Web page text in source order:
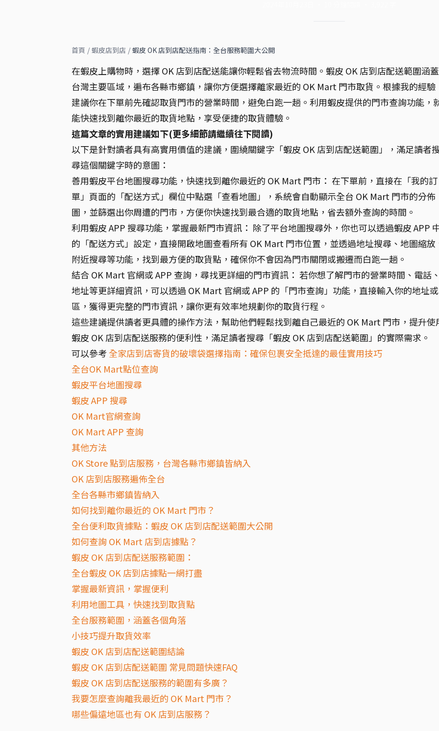
首頁 / 蝦皮店到店 / 蝦皮 OK 店到店配送指南：全台服務範圍大公開
在蝦皮上購物時，選擇 OK 店到店配送能讓你輕鬆省去物流時間。蝦皮 OK 店到店配送範圍涵
台灣主要區域，遍布各縣市鄉鎮，讓你方便選擇離家最近的 OK Mart 門市取貨。根據我的經驗
建議你在下單前先確認取貨門市的營業時間，避免白跑一趟。利用蝦皮提供的門市查詢功能，
能快速找到離你最近的取貨地點，享受便捷的取貨體驗。
這篇文章的實用建議如下(更多細節請繼續往下閱讀)
以下是針對讀者具有高實用價值的建議，圍繞關鍵字「蝦皮 OK 店到店配送範圍」，滿足讀者
尋這個關鍵字時的意圖：
善用蝦皮平台地圖搜尋功能，快速找到離你最近的 OK Mart 門市： 在下單前，直接在「我的訂
單」頁面的「配送方式」欄位中點選「查看地圖」，系統會自動顯示全台 OK Mart 門市的分佈
圖，並篩選出你周遭的門市，方便你快速找到最合適的取貨地點，省去額外查詢的時間。
利用蝦皮 APP 搜尋功能，掌握最新門市資訊： 除了平台地圖搜尋外，你也可以透過蝦皮 APP
的「配送方式」設定，直接開啟地圖查看所有 OK Mart 門市位置，並透過地址搜尋、地圖縮放
附近搜尋等功能，找到最方便的取貨點，確保你不會因為門市關閉或搬遷而白跑一趟。
結合 OK Mart 官網或 APP 查詢，尋找更詳細的門市資訊： 若你想了解門市的營業時間、電話
地址等更詳細資訊，可以透過 OK Mart 官網或 APP 的「門市查詢」功能，直接輸入你的地址
區，獲得更完整的門市資訊，讓你更有效率地規劃你的取貨行程。
這些建議提供讀者更具體的操作方法，幫助他們輕鬆找到離自己最近的 OK Mart 門市，提升使
蝦皮 OK 店到店配送服務的便利性，滿足讀者搜尋「蝦皮 OK 店到店配送範圍」的實際需求。
可以參考 全家店到店寄貨的破壞袋選擇指南：確保包裹安全抵達的最佳實用技巧
全台OK Mart點位查詢
蝦皮平台地圖搜尋
蝦皮 APP 搜尋
OK Mart官網查詢
OK Mart APP 查詢
其他方法
OK Store 點到店服務，台灣各縣市鄉鎮皆納入
OK 店到店服務遍佈全台
全台各縣市鄉鎮皆納入
如何找到離你最近的 OK Mart 門市？
全台便利取貨據點：蝦皮 OK 店到店配送範圍大公開
如何查詢 OK Mart 店到店據點？
蝦皮 OK 店到店配送服務範圍：
全台蝦皮 OK 店到店據點一網打盡
掌握最新資訊，掌握便利
利用地圖工具，快速找到取貨點
全台服務範圍，涵蓋各個角落
小技巧提升取貨效率
蝦皮 OK 店到店配送範圍結論
蝦皮 OK 店到店配送範圍 常見問題快速FAQ
蝦皮 OK 店到店配送服務的範圍有多廣？
我要怎麼查詢離我最近的 OK Mart 門市？
哪些偏遠地區也有 OK 店到店服務？